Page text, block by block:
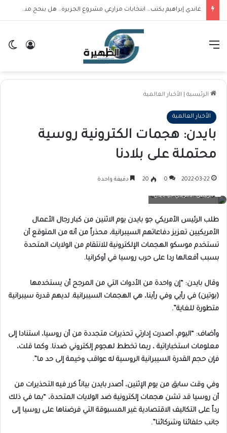
غاندي إبراهيم يكتب… انتخابات مزارعي مشروع الجزيرة.. هل ينجح منسوبي حركة العدل والمساواة في بلوغ المكتب التنفيذي؟
تسجيل القائمة
الرئيسية الأخبار العالمية
الأخبار العالمية
بايدن: هجمات الكترونية روسية
محتملة على بلادنا
2022-03-22
0
20 دقيقة واحدة
الرئيس الأمريكي جو بايدن
طلب الرئيس الأمريكي جو بايدن يوم الاثنين من كبار رجال الأعمال
الأمريكيين تعزيز دفاعاتهم السيبرانية، محذراً من أنه من المتوقع أن
تستخدم موسكو الهجمات الإلكترونية للانتقام من الولايات المتحدة
بسبب أفعالها ردا على حرب روسيا في أوكرانيا.
وقال بايدن: “إن واحدة من الأدوات التي من المرجح أن يستخدمها
(بوتين) في رأيي وفي رأينا، هي الهجمات السيبرانية. لديهم قدرة سيبرانية
متطورة للغاية”.
وأضاف: “اليوم، أصدرت إدارتي تحذيرات متجددة من أن روسيا، استنادا إلى
معلومات استخباراتية ، ربما تخطط لهجوم إلكتروني ضدنا. وكما قلت،
فإن حجم القدرة السيبرانية الروسية له عواقب وخيمة إلى حد ما”.
وفي وقت سابق من يوم الإثنين، أصدر بايدن بياناً كرر فيه التحذيرات من
أن روسيا قد تشن هجمات إلكترونية ضد الولايات المتحدة، “بما في ذلك
رداً على التكاليف الاقتصادية غير المسبوقة التي فرضناها على روسيا إلى
جانب حلفائنا وشركائنا”.